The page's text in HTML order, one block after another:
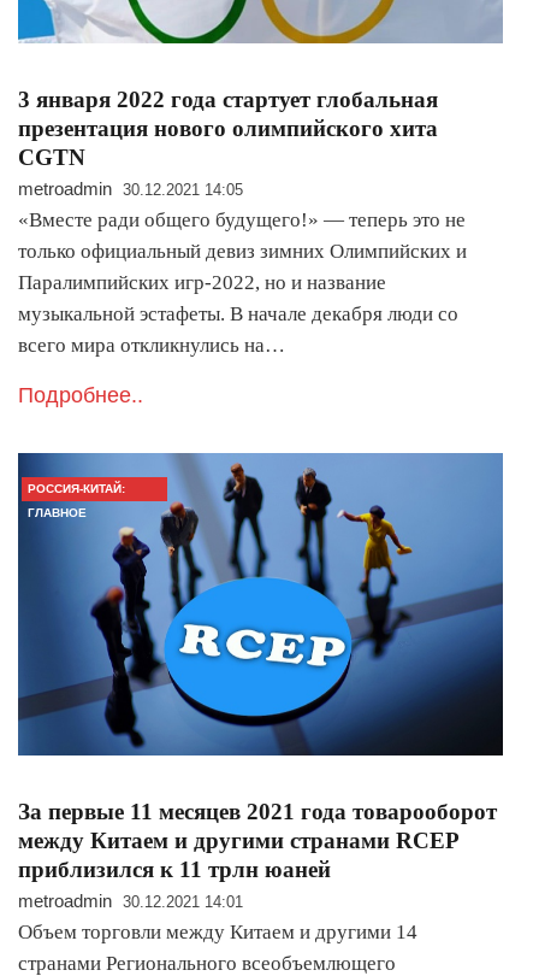
3 января 2022 года стартует глобальная
презентация нового олимпийского хита
CGTN
metroadmin 30.12.2021 14:05
«Вместе ради общего будущего!» — теперь это не
только официальный девиз зимних Олимпийских и
Паралимпийских игр-2022, но и название
музыкальной эстафеты. В начале декабря люди со
всего мира откликнулись на…
Подробнее..
РОССИЯ-КИТАЙ:
ГЛАВНОЕ
За первые 11 месяцев 2021 года товарооборот
между Китаем и другими странами RCEP
приблизился к 11 трлн юаней
metroadmin 30.12.2021 14:01
Объем торговли между Китаем и другими 14
странами Регионального всеобъемлющего